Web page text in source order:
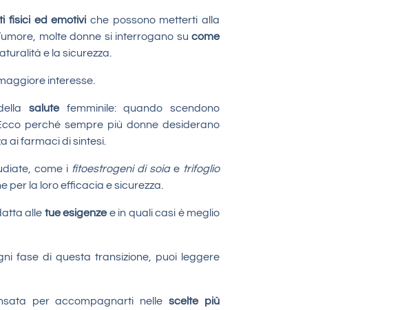
fisici ed emotivi che possono metterti alla
molte donne si interrogano su come
e la sicurezza.
interesse.
salutefemminile: quando scendono
perché sempre più donne desiderano
ai farmaci di sintesi.
come i fitoestrogeni di soiae trifoglio
per la loro efficacia e sicurezza.
alle tue esigenzee in quali casi è meglio
fase di questa transizione, puoi leggere
per accompagnarti nellescelte più